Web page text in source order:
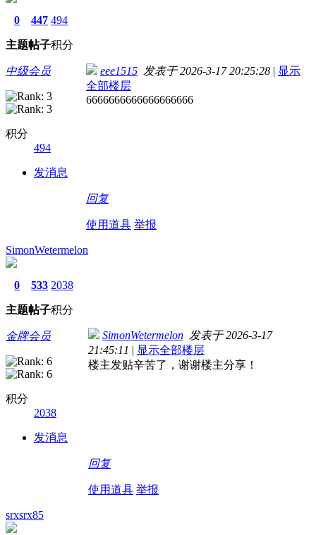
0
主题
447
帖子
494
积分
中级会员
积分
494
发消息
eee1515 发表于 2026-3-17 20:25:28 | 显示
全部楼层
6666666666666666666
回复
使用道具 举报
SimonWetermelon
0
主题
533
帖子
2038
积分
金牌会员
积分
2038
发消息
SimonWetermelon 发表于 2026-3-17
21:45:11 | 显示全部楼层
楼主发贴辛苦了，谢谢楼主分享！
回复
使用道具 举报
srxsrx85